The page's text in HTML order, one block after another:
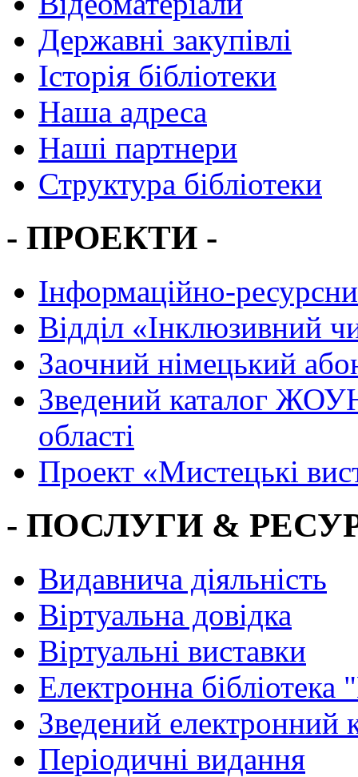
Державні закупівлі
Історія бібліотеки
Наша адреса
Наші партнери
Структура бібліотеки
- ПРОЕКТИ -
Інформаційно-
Вiддiл «Інклюзивний
Заочний німецький
Зведений каталог
області
Проект «Мистецькі
- ПОСЛУГИ &
Видавнича діяльність
Віртуальна довідка
Віртуальні виставки
Електронна
Зведений електронний
Періодичні видання